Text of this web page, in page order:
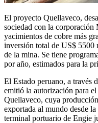
El proyecto Quellaveco,
sociedad con la
yacimientos de cobre más
inversión total de US$ 5500
de la mina. Se tiene
por año, estimados para la
El Estado peruano, a través
emitió la autorización para
Quellaveco, cuya
exportada al mundo desde
terminal portuario de Engie